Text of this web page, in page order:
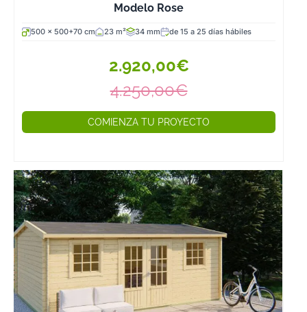
los residuos
genera este tipo
de
construcciones
y el despliegue
de maquinaria y
personal que
tiene que pasar
para que estas
Modelo Rose
500 x 500+70 cm 23 m² 34 mm de 15 a 25 días hábiles
2.920,00€
4.250,00€
COMIENZA TU PROYECTO